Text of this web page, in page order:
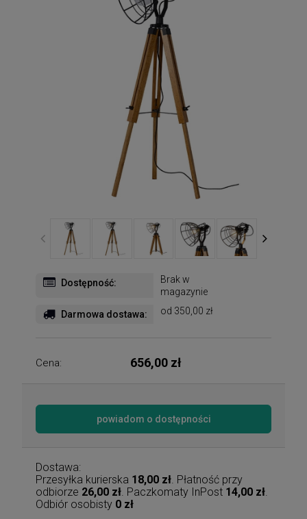
Dostępność:
Brak w
magazynie
Darmowa dostawa: od 350,00 zł
Cena: 656,00 zł
powiadom o dostępności
Dostawa:
Przesyłka kurierska 18,00 zł . Płatność przy
odbiorze 26,00 zł . Paczkomaty InPost 14,00 zł
Odbiór osobisty 0 zł